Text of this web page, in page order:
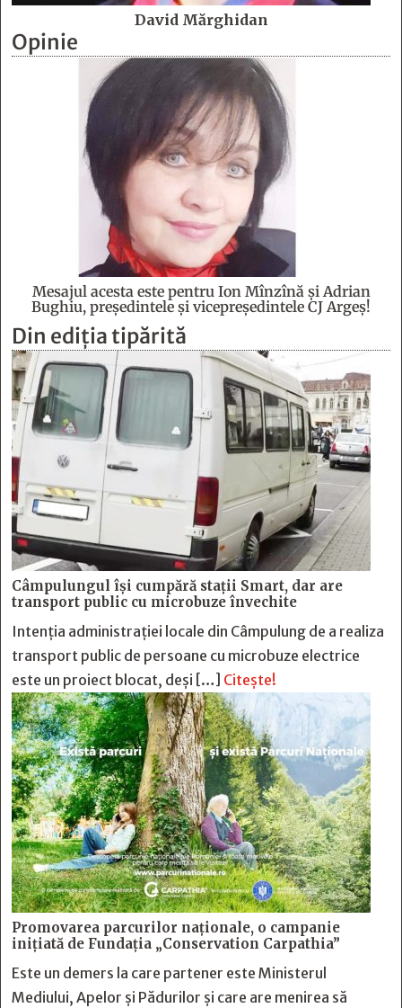
David Mărghidan
Opinie
Mesajul acesta este pentru Ion Mînzînă şi Adrian
Bughiu, preşedintele şi vicepreşedintele CJ Argeş!
Din ediția tipărită
Câmpulungul îşi cumpără staţii Smart, dar are
transport public cu microbuze învechite
Intenția administrației locale din Câmpulung de a realiza
transport public de persoane cu microbuze electrice
este un proiect blocat, deși […] Citește!
Promovarea parcurilor naționale, o campanie
inițiată de Fundația „Conservation Carpathia”
Este un demers la care partener este Ministerul
Mediului, Apelor și Pădurilor și care are menirea să